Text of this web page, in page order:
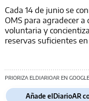
Cada 14 de junio se
OMS para agradecer
voluntaria y
reservas suficientes
PRIORIZA ELDIARIOAR EN GOOGLE
Añade elDiarioAR